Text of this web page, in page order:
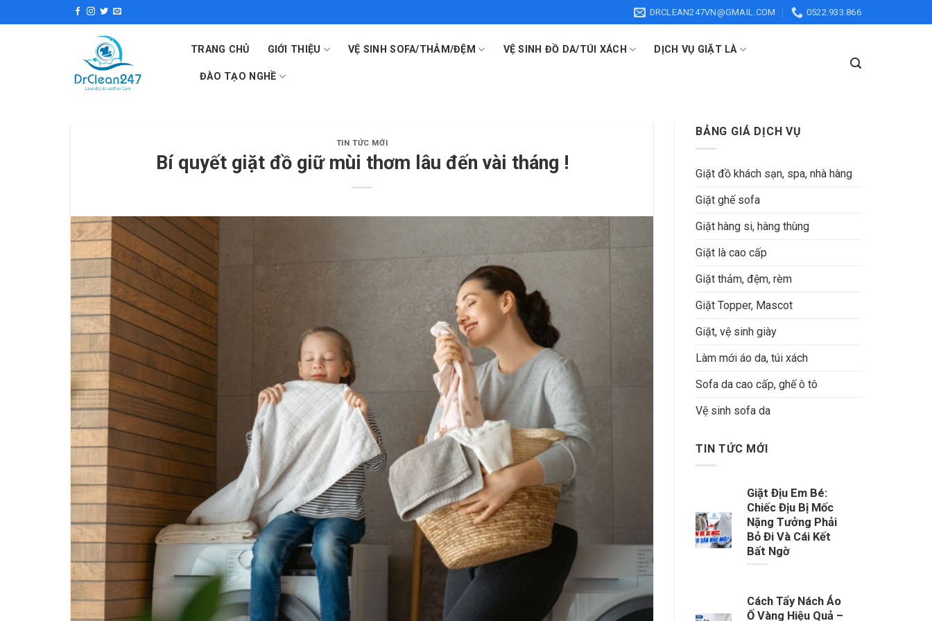
to
DRCLEAN247VN@GMAIL.COM 0522.933.866
TRANG CHỦ GIỚI THIỆU VỆ SINH SOFA/THẢM/ĐỆM VỆ SINH ĐỒ DA/TÚI XÁCH DỊCH VỤ GIẶT LÀ
ĐÀO TẠO NGHỀ
TIN TỨC MỚI
Bí quyết giặt đồ giữ mùi thơm lâu đến vài tháng !
BẢNG GIÁ DỊCH VỤ
Giặt đồ khách sạn, spa, nhà hàng
Giặt ghế sofa
Giặt hàng si, hàng thùng
Giặt là cao cấp
Giặt thảm, đệm, rèm
Giặt Topper, Mascot
Giặt, vệ sinh giày
Làm mới áo da, túi xách
Sofa da cao cấp, ghế ô tô
Vệ sinh sofa da
TIN TỨC MỚI
Giặt Địu Em Bé:
Chiếc Địu Bị Mốc
Nặng Tưởng Phải
Bỏ Đi Và Cái Kết
Bất Ngờ
Cách Tẩy Nách Áo
Ố Vàng Hiệu Quả –